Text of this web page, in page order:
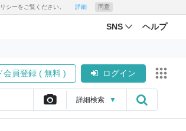
シーをご覧ください。 詳細 同意
SNS ヘルプ
会員登録 ( 無料 ) ログイン
詳細検索 ▼